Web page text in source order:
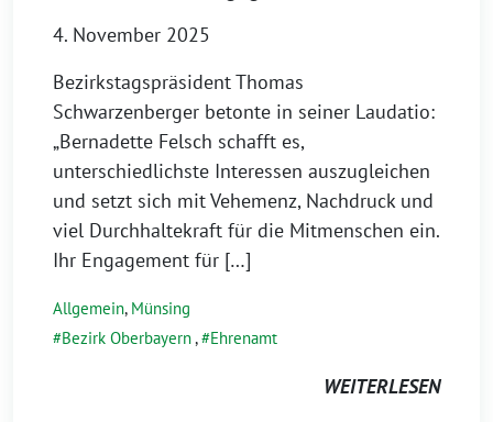
4. November 2025
Bezirkstagspräsident Thomas
Schwarzenberger betonte in seiner Laudatio:
„Bernadette Felsch schafft es,
unterschiedlichste Interessen auszugleichen
und setzt sich mit Vehemenz, Nachdruck und
viel Durchhaltekraft für die Mitmenschen ein.
Ihr Engagement für […]
Allgemein, Münsing
Bezirk Oberbayern, Ehrenamt
WEITERLESEN